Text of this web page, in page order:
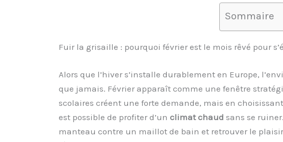
Sommaire
Fuir la grisaille : pourquoi février est le mois rêvé pour
Alors que l’hiver s’installe durablement en Europe,
que jamais. Février apparaît comme une fenêtre
scolaires créent une forte demande, mais en
est possible de profiter d’un climat chaud sans se
manteau contre un maillot de bain et retrouver le